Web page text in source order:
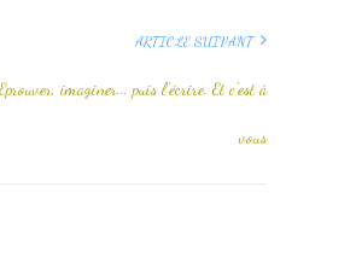
ARTICLE SUIVANT
imaginer... puis l'écrire. Et c'est à
vous